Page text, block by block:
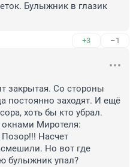
Булыжник в глазик
+3 –1
закрытая. Со стороны
постоянно заходят. И ещё
хоть бы кто убрал.
Миротеля:
Позор!!! Насчет
Но вот где
булыжник упал?